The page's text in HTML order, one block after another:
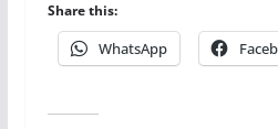
Share this:
WhatsApp